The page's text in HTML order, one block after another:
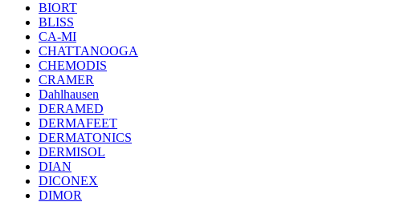
BIORT
BLISS
CA-MI
CHATTANOOGA
CHEMODIS
CRAMER
Dahlhausen
DERAMED
DERMAFEET
DERMATONICS
DERMISOL
DIAN
DICONEX
DIMOR